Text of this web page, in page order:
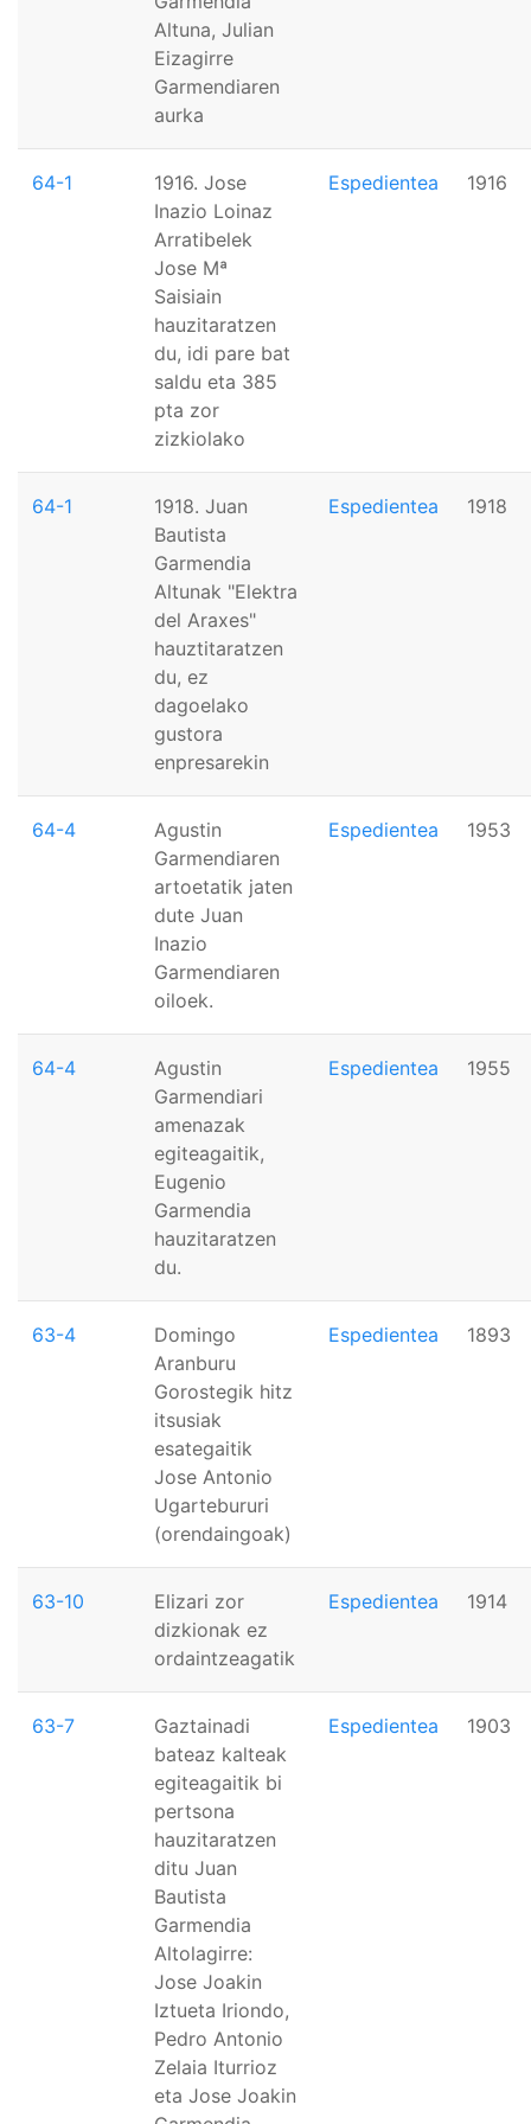
Altuna, Julian
Eizagirre
Garmendiaren
aurka
64-1
1916. Jose
Inazio Loinaz
Arratibelek
Jose Mª
Saisiain
hauzitaratzen
du, idi pare bat
saldu eta 385
pta zor
zizkiolako
Espedientea 1916
64-1
1918. Juan
Bautista
Garmendia
Altunak "Elektra
del Araxes"
hauztitaratzen
du, ez
dagoelako
gustora
enpresarekin
Espedientea 1918
64-4
Agustin
Garmendiaren
artoetatik jaten
dute Juan
Inazio
Garmendiaren
oiloek.
Espedientea 1953
64-4
Agustin
Garmendiari
amenazak
egiteagaitik,
Eugenio
Garmendia
hauzitaratzen
du.
Espedientea 1955
63-4
Domingo
Aranburu
Gorostegik hitz
itsusiak
esategaitik
Jose Antonio
Ugartebururi
(orendaingoak)
Espedientea 1893
63-10
Elizari zor
dizkionak ez
ordaintzeagatik
Espedientea 1914
63-7
Gaztainadi
bateaz kalteak
egiteagaitik bi
pertsona
hauzitaratzen
ditu Juan
Bautista
Garmendia
Altolagirre:
Jose Joakin
Iztueta Iriondo,
Pedro Antonio
Zelaia Iturrioz
eta Jose Joakin
Espedientea 1903